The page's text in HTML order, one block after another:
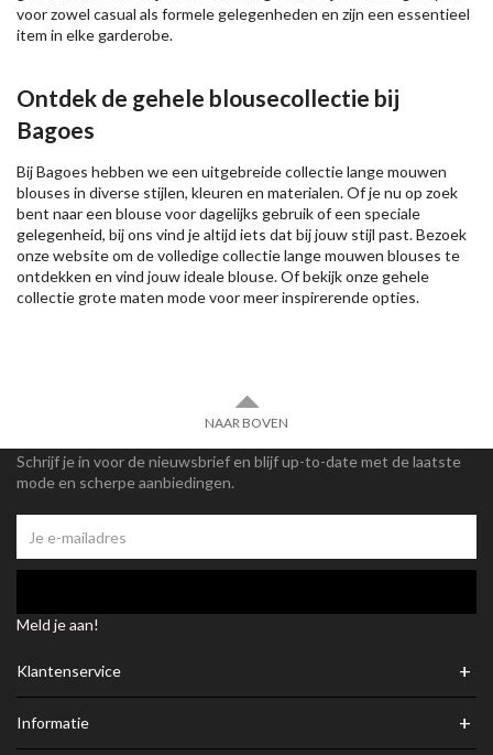
voor zowel casual als formele gelegenheden en zijn een essentieel
item in elke garderobe.
Ontdek de gehele blousecollectie bij
Bagoes
Bij Bagoes hebben we een uitgebreide collectie lange mouwen
blouses in diverse stijlen, kleuren en materialen. Of je nu op zoek
bent naar een blouse voor dagelijks gebruik of een speciale
gelegenheid, bij ons vind je altijd iets dat bij jouw stijl past. Bezoek
onze website om de volledige collectie lange mouwen blouses te
ontdekken en vind jouw ideale blouse. Of bekijk onzegehele
collectie grote maten mode voor meer inspirerende opties.
NAAR BOVEN
Schrijf je in voor de nieuwsbrief en blijf up-to-date met de laatste
mode en scherpe aanbiedingen.
Meld je aan!
Klantenservice +
Informatie +